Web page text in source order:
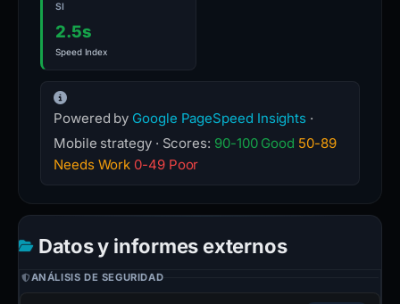
SI
2.5s
Speed Index
Powered by Google PageSpeed Insights ·
Mobile strategy · Scores: 90-100 Good 50-89
Needs Work 0-49 Poor
Datos y informes externos
ANÁLISIS DE SEGURIDAD